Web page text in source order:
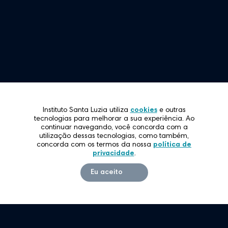
Instituto Santa Luzia utiliza cookiese outras
tecnologias para melhorar a sua experiência. Ao
continuar navegando, você concorda com a
utilização dessas tecnologias, como também,
concorda com os termos da nossa política de
privacidade.
Eu aceito